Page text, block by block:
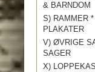
& BARNDOM
S) RAMMER
PLAKATER
V) ØVRIGE
SAGER
X)